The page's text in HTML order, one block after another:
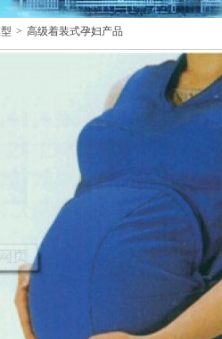
> 高级着装式孕妇产品